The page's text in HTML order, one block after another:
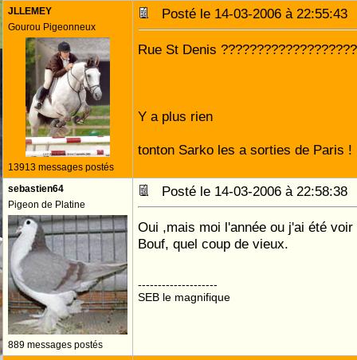
JLLEMEY
Gourou Pigeonneux
13913 messages postés
Posté le 14-03-2006 à
Rue St Denis ???????????????????
Y a plus rien
tonton Sarko les a sorties de Paris !
sebastien64
Pigeon de Platine
889 messages postés
Posté le 14-03-2006 à
Oui ,mais moi l'année ou j'ai été
Bouf, quel coup de vieux.
--------------------
SEB le magnifique